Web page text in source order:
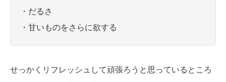
・だるさ
・甘いものをさらに欲する
せっかくリフレッシュして頑張ろうと思っているところ